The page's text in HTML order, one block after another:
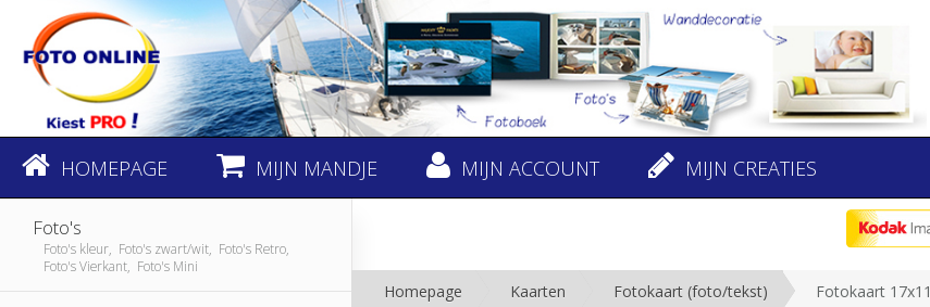
HOMEPAGE MIJN MANDJE MIJN ACCOUNT MIJN CREATIES
Foto's
Foto's kleur, Foto's zwart/wit, Foto's Retro,
Foto's Vierkant, Foto's Mini
Homepage Kaarten Fotokaart (foto/tekst) Fotokaart 17x11